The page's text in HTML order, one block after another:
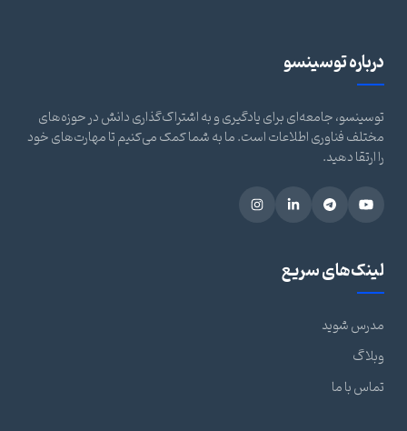
درباره توسینسو
توسینسو، جامعه‌ای برای یادگیری و به اشتراک‌گذاری دانش در حوزه‌های
مختلف فناوری اطلاعات است. ما به شما کمک می‌کنیم تا مهارت‌های خود
را ارتقا دهید.
لینک‌های سریع
مدرس شوید
وبلاگ
تماس با ما